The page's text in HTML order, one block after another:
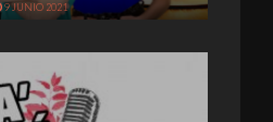
9 JUNIO 2021